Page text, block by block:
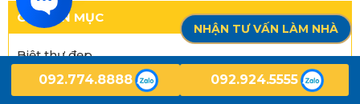
CHUYÊN MỤC
Biệt thự đẹp
Cẩm nang xây nhà
NHẬN TƯ VẤN LÀM NHÀ
092.774.8888 092.924.5555